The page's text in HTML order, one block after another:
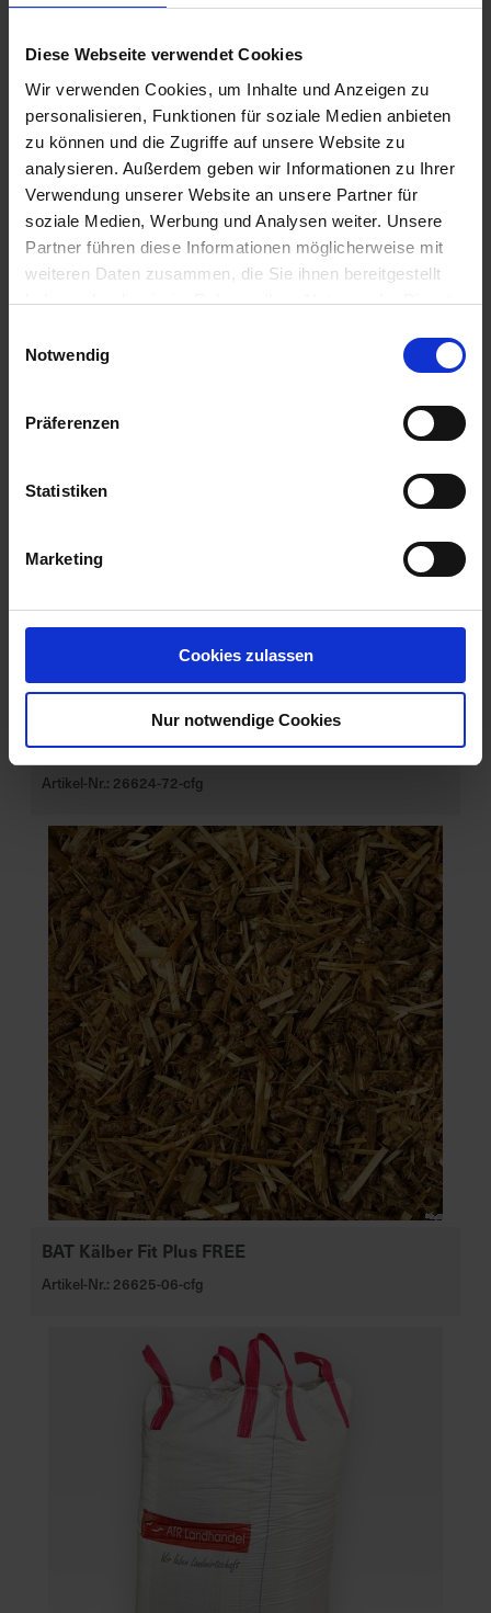
Diese Webseite verwendet Cookies
Wir verwenden Cookies, um Inhalte und Anzeigen zu
personalisieren, Funktionen für soziale Medien anbieten
zu können und die Zugriffe auf unsere Website zu
analysieren. Außerdem geben wir Informationen zu Ihrer
Verwendung unserer Website an unsere Partner für
soziale Medien, Werbung und Analysen weiter. Unsere
Partner führen diese Informationen möglicherweise mit
weiteren Daten zusammen, die Sie ihnen bereitgestellt
haben oder die sie im Rahmen Ihrer Nutzung der Dienste
Notwendig
Präferenzen
Statistiken
Marketing
Cookies zulassen
Nur notwendige Cookies
P8329
Artikel-Nr.: 547010-00-cfg
Ähnliche Produkte
BAT Pro Kälber Fit FREE
Artikel-Nr.: 26624-72-cfg
BAT Kälber Fit Plus FREE
Artikel-Nr.: 26625-06-cfg